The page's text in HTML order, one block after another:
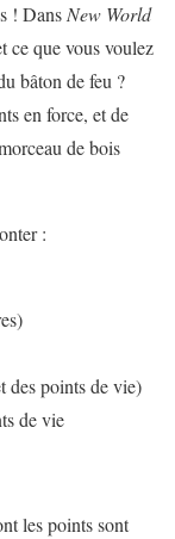
! DansNew World
ce que vous voulez
bâton de feu ?
en force, et de
de bois
:
des points de vie)
de vie
les points sont